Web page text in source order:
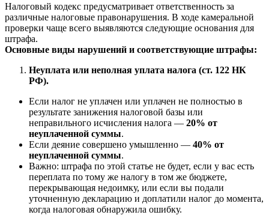
Налоговый кодекс предусматривает ответственность за
различные налоговые правонарушения. В ходе камеральной
проверки чаще всего выявляются следующие основания для
штрафа.
Основные виды нарушений и соответствующие штрафы:
Неуплата или неполная уплата налога (ст. 122 НК
РФ).
Если налог не уплачен или уплачен не полностью в
результате занижения налоговой базы или
неправильного исчисления налога — 20% от
неуплаченной суммы.
Если деяние совершено умышленно — 40% от
неуплаченной суммы.
Важно: штрафа по этой статье не будет, если у вас есть
переплата по тому же налогу в том же бюджете,
перекрывающая недоимку, или если вы подали
уточненную декларацию и доплатили налог до момента,
когда налоговая обнаружила ошибку.